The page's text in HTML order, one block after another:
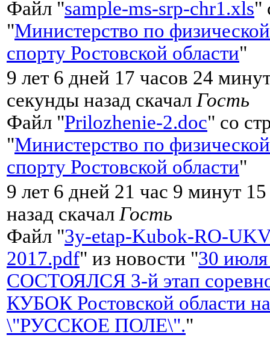
Файл "sample-ms-srp-chr1.xls"
"Министерство по
спорту Ростовской области"
9 лет 6 дней 17 часов 24
секунды назад скачал Гость
Файл "Prilozhenie-2.doc" со
"Министерство по
спорту Ростовской области"
9 лет 6 дней 21 час 9 минут
назад скачал Гость
Файл "3y-etap-Kubok-RO-
2017.pdf" из новости "30 июля
СОСТОЯЛСЯ 3-й этап
КУБОК Ростовской области
\"РУССКОЕ ПОЛЕ\"."